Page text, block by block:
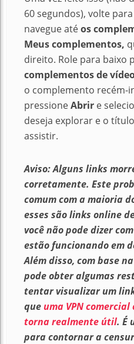
60 segundos), volte
navegue atéos
Meus complementos,
direito. Role para baixo
complementos de
o complemento recém-
pressioneAbrir e
deseja explorar e o
assistir.
Aviso: Alguns links
corretamente. Este
comum com a maioria
esses são links online
você não pode dizer
estão funcionando em
Além disso, com base
pode obter algumas
tentar visualizar um
que uma VPN comercial
torna realmente útil. É
para contornar a